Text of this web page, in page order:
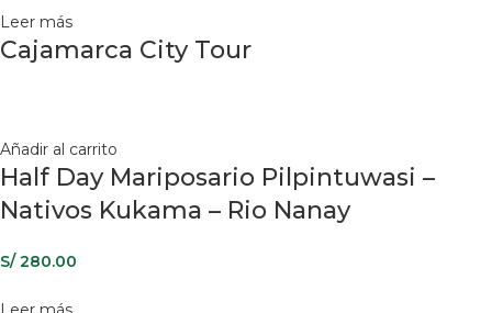
Leer más
Cajamarca City Tour
Añadir al carrito
Half Day Mariposario Pilpintuwasi –
Nativos Kukama – Rio Nanay
S/280.00